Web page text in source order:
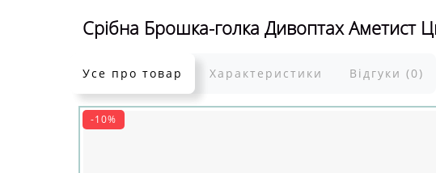
Срібна Брошка-голка Дивоптах Аметист
Усе про товар Характеристики Відгуки (0)
-10%